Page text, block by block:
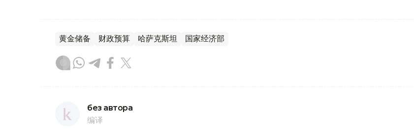
黄金储备 财政预算 哈萨克斯坦 国家经济部
без автора
编译